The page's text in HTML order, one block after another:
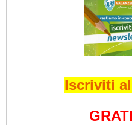
Iscriviti